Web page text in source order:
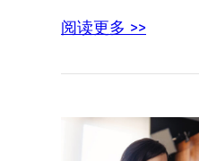
阅读更多 >>